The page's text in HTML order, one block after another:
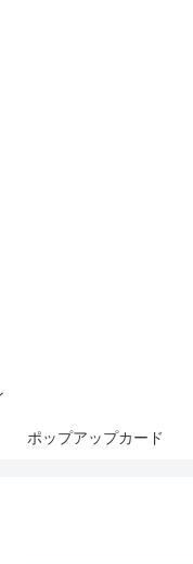
ポップアップカード